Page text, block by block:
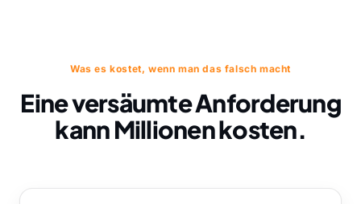
Was es kostet, wenn man das falsch macht
Eine versäumte Anforderung
kann Millionen kosten.